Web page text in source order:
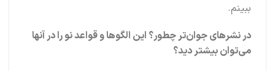
ببینم.
در نشرهای جوان‌تر چطور؟ این الگوها و قواعد نو را در آنها
می‌توان بیشتر دید؟